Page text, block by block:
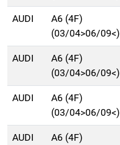
AUDI
A6 (4F)
(03/04>06/09<)
AUDI
A6 (4F)
(03/04>06/09<)
AUDI
A6 (4F)
(03/04>06/09<)
AUDI
A6 (4F)